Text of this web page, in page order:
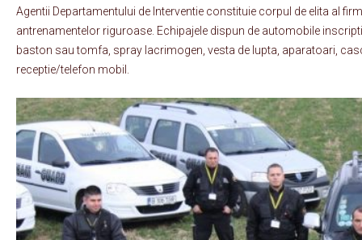
Agentii Departamentului de Interventie constituie corpul de elita al
antrenamentelor riguroase. Echipajele dispun de automobile
baston sau tomfa, spray lacrimogen, vesta de lupta, aparatoari,
receptie/telefon mobil.